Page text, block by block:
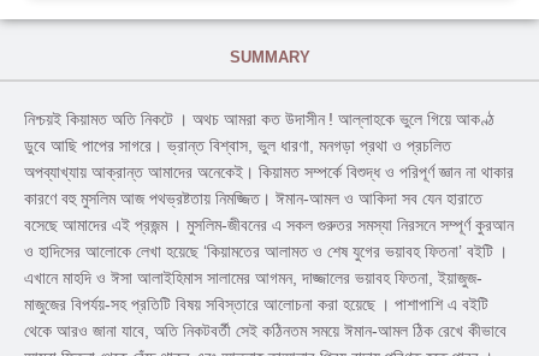
SUMMARY
নিশ্চয়ই কিয়ামত অতি নিকটে । অথচ আমরা কত উদাসীন ! আল্লাহকে ভুলে গিয়ে আকণ্ঠ
ডুবে আছি পাপের সাগরে। ভ্রান্ত বিশ্বাস, ভুল ধারণা, মনগড়া প্রথা ও প্রচলিত
অপব্যাখ্যায় আক্রান্ত আমাদের অনেকেই। কিয়ামত সম্পর্কে বিশুদ্ধ ও পরিপূর্ণ জ্ঞান না থাকার
কারণে বহু মুসলিম আজ পথভ্রষ্টতায় নিমজ্জিত। ঈমান-আমল ও আকিদা সব যেন হারাতে
বসেছে আমাদের এই প্রজন্ম । মুসলিম-জীবনের এ সকল গুরুতর সমস্যা নিরসনে সম্পূর্ণ কুরআন
ও হাদিসের আলোকে লেখা হয়েছে ‘কিয়ামতের আলামত ও শেষ যুগের ভয়াবহ ফিতনা’ বইটি ।
এখানে মাহদি ও ঈসা আলাইহিমাস সালামের আগমন, দাজ্জালের ভয়াবহ ফিতনা, ইয়াজুজ-
মাজুজের বিপর্যয়-সহ প্রতিটি বিষয় সবিস্তারে আলোচনা করা হয়েছে । পাশাপাশি এ বইটি
থেকে আরও জানা যাবে, অতি নিকটবর্তী সেই কঠিনতম সময়ে ঈমান-আমল ঠিক রেখে কীভাবে